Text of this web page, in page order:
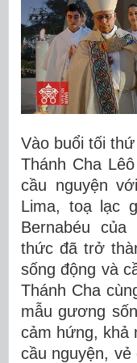
Vào buổi tối
Thánh Cha
cầu nguyện
Lima, toạ lạc
Bernabéu
thức đã trở
sống động và
Thánh Cha
mẫu gương
cảm hứng, khả
cầu nguyện,